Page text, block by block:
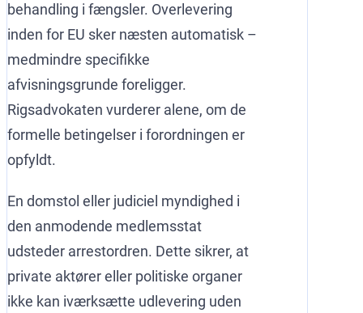
behandling i fængsler. Overlevering
inden for EU sker næsten automatisk –
medmindre specifikke
afvisningsgrunde foreligger.
Rigsadvokaten vurderer alene, om de
formelle betingelser i forordningen er
opfyldt.
En domstol eller judiciel myndighed i
den anmodende medlemsstat
udsteder arrestordren. Dette sikrer, at
private aktører eller politiske organer
ikke kan iværksætte udlevering uden